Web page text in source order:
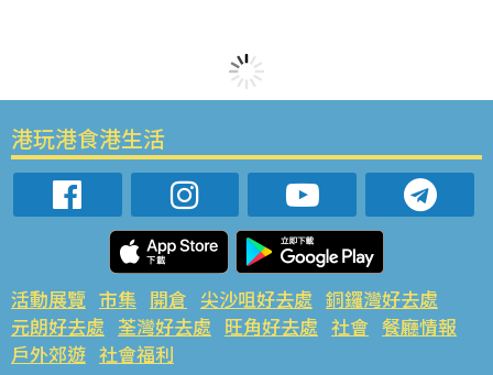
港玩港食港生活
活動展覽 市集 開倉 尖沙咀好去處 銅鑼灣好去處
元朗好去處 荃灣好去處 旺角好去處 社會 餐廳情報
戶外郊遊 社會福利